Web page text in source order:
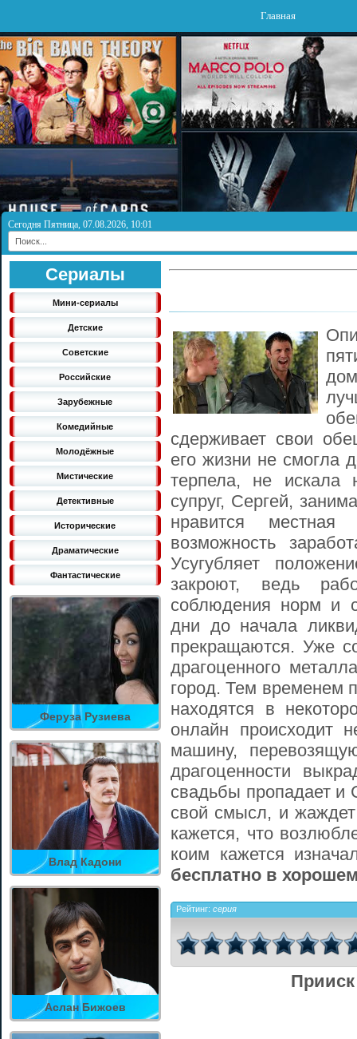
Главная
Сегодня Пятница, 07.08.2026, 10:01
Сериалы
Мини-сериалы
Детские
Советские
Российские
Зарубежные
Комедийные
Молодёжные
Мистические
Детективные
Исторические
Драматические
Фантастические
Феруза Рузиева
Влад Кадони
Аслан Бижоев
сдерживает свои
его жизни не смогла
терпела, не искала
супруг, Сергей,
нравится
возможность
Усугубляет
закроют, ведь
соблюдения норм и
дни до начала
прекращаются. Уже
драгоценного
город. Тем временем
находятся в
онлайн происходит
машину,
драгоценности
свадьбы пропадает и
свой смысл, и
кажется, что
коим кажется
бесплатно в
Рейтинг: серия